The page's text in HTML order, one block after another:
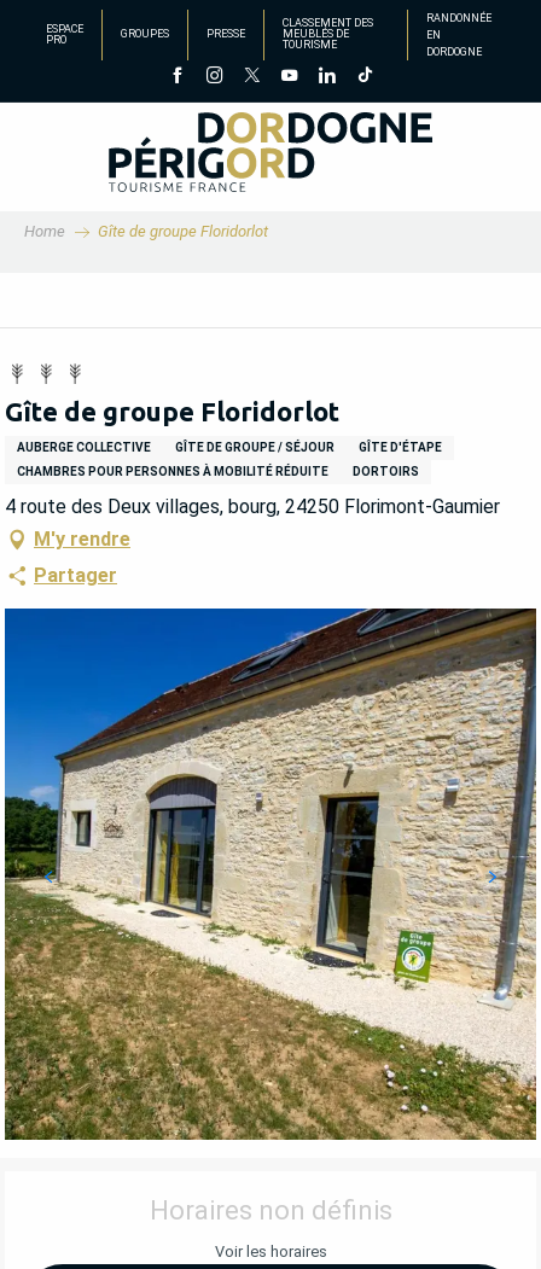
principal
ESPACE
PRO
GROUPES PRESSE
CLASSEMENT DES
MEUBLÉS DE
TOURISME
RANDONNÉE
EN
DORDOGNE
Home Gîte de groupe Floridorlot
Gîte de groupe Floridorlot
AUBERGE COLLECTIVE GÎTE DE GROUPE / SÉJOUR
GÎTE D'ÉTAPE
CHAMBRES POUR PERSONNES À MOBILITÉ RÉDUITE
DORTOIRS
4 route des Deux villages, bourg, 24250 Florimont-Gaumier
M'y rendre
Partager
OUVERTURE ET COORDONNÉES
Horaires non définis
Voir les horaires